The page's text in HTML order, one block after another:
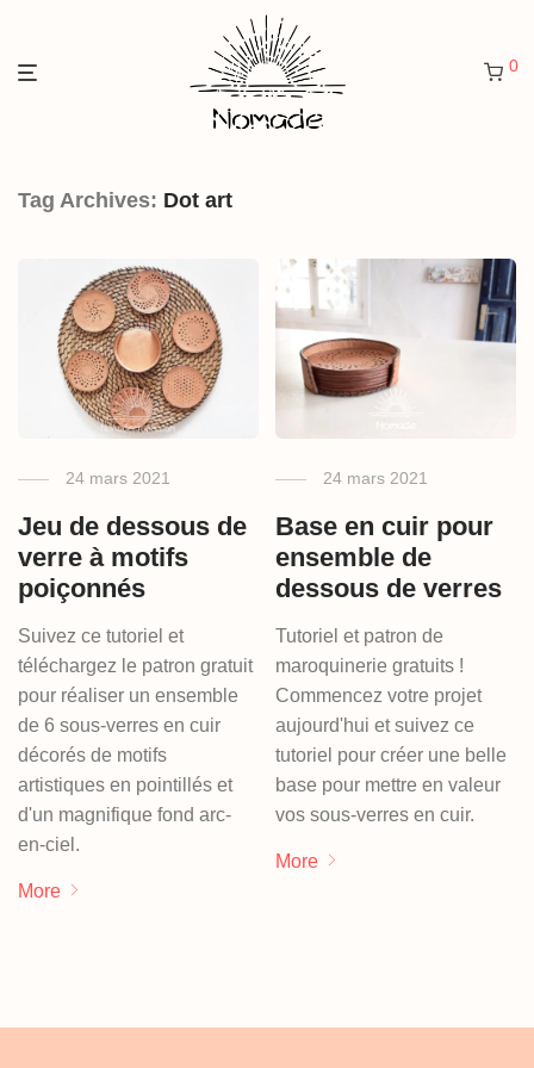
0
Tag Archives: Dot art
24 mars 2021
Jeu de dessous de
verre à motifs
poiçonnés
Suivez ce tutoriel et
téléchargez le patron gratuit
pour réaliser un ensemble
de 6 sous-verres en cuir
décorés de motifs
artistiques en pointillés et
d'un magnifique fond arc-
en-ciel.
More
24 mars 2021
Base en cuir pour
ensemble de
dessous de verres
Tutoriel et patron de
maroquinerie gratuits !
Commencez votre projet
aujourd'hui et suivez ce
tutoriel pour créer une belle
base pour mettre en valeur
vos sous-verres en cuir.
More